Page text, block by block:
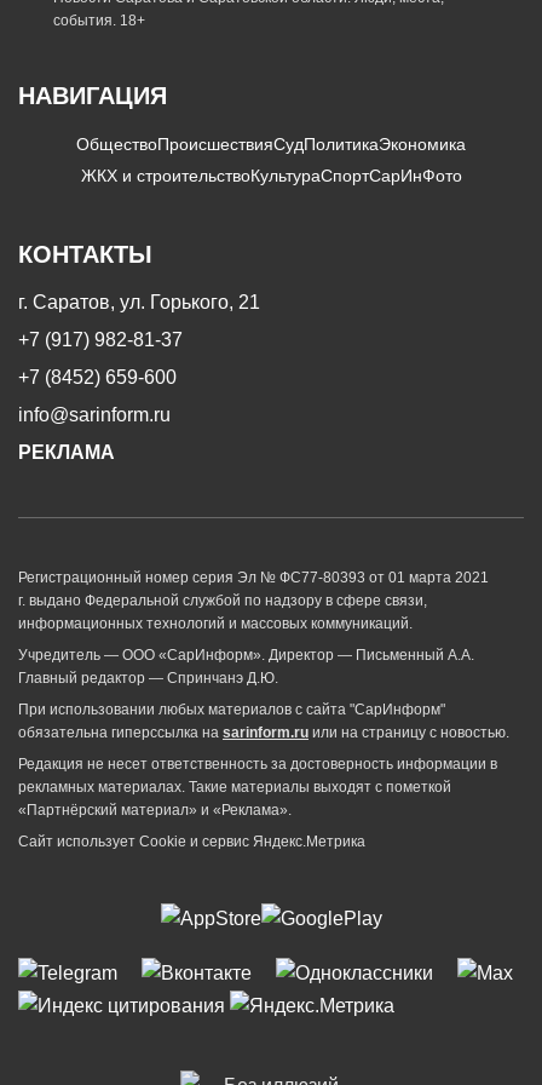
события. 18+
НАВИГАЦИЯ
ОбществоПроисшествияСудПолитикаЭкономика
ЖКХ и строительствоКультураСпортСарИнФото
КОНТАКТЫ
г. Саратов, ул. Горького, 21
+7 (917) 982-81-37
+7 (8452) 659-600
info@sarinform.ru
РЕКЛАМА
Регистрационный номер серия Эл № ФС77-80393 от 01 марта 2021
г. выдано Федеральной службой по надзору в сфере связи,
информационных технологий и массовых коммуникаций.
Учредитель — ООО «СарИнформ». Директор — Письменный А.А.
Главный редактор — Спринчанэ Д.Ю.
При использовании любых материалов с сайта "СарИнформ"
обязательна гиперссылка на sarinform.ru или на страницу с новостью.
Редакция не несет ответственность за достоверность информации в
рекламных материалах. Такие материалы выходят с пометкой
«Партнёрский материал» и «Реклама».
Сайт использует Cookie и сервиc Яндекс.Метрика